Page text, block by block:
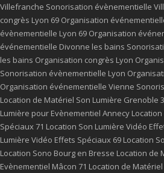
Villefranche Sonorisation évènementielle
congrès Lyon 69 Organisation
évènementielle Lyon 69 Organisation
événementielle Divonne les bains
les bains Organisation congrès Lyon
Sonorisation évènementielle Lyon
Organisation événementielle Vienne
Location de Matériel Son Lumière Grenoble
Lumière pour Evènementiel Annecy
Spéciaux 71 Location Son Lumière Vidéo
Lumière Vidéo Effets Spéciaux 69 Location
Location Sono Bourg en Bresse Location de
Evènementiel Mâcon 71 Location de